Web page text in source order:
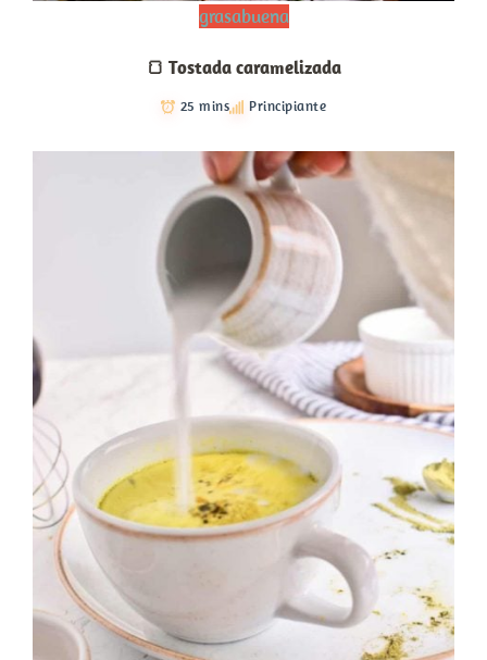
grasabuena
🍞 Tostada caramelizada
25 mins Principiante